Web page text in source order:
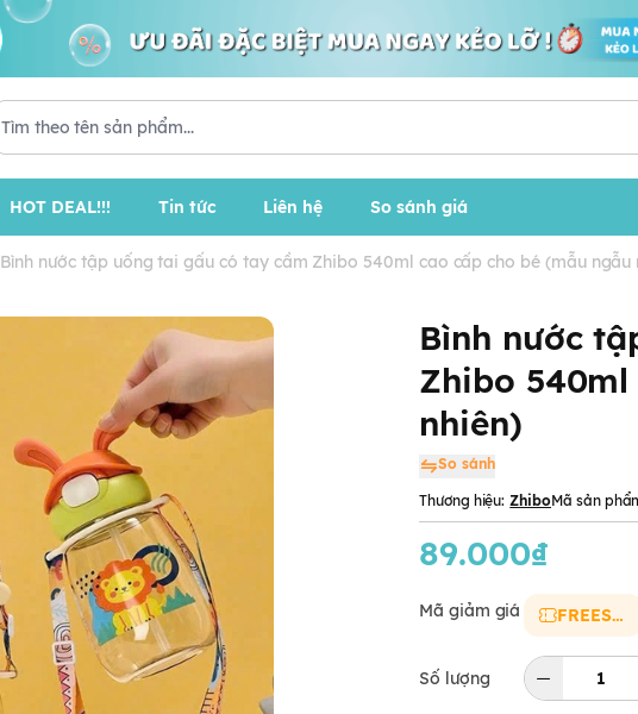
HOT DEAL!!! Tin tức Liên hệ So sánh giá
Bình nước tập uống tai gấu có tay cầm Zhibo 540ml cao cấp cho bé (mẫu ngẫu
Bình nước
Zhibo
nhiên)
So sánh
Thương hiệu: ZhiboMã sản
89.000₫
Mã giảm giá FREESHIP
Số lượng